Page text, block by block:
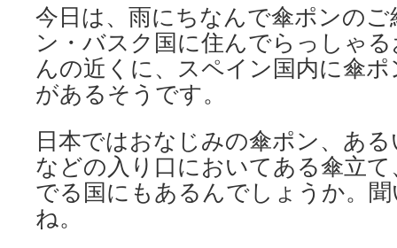
今日は、雨にちなんで傘ポンの
ン・バスク国に住んでらっしゃ
んの近くに、スペイン国内に傘
があるそうです。
日本ではおなじみの傘ポン、あ
などの入り口においてある傘立
でる国にもあるんでしょうか。
ね。